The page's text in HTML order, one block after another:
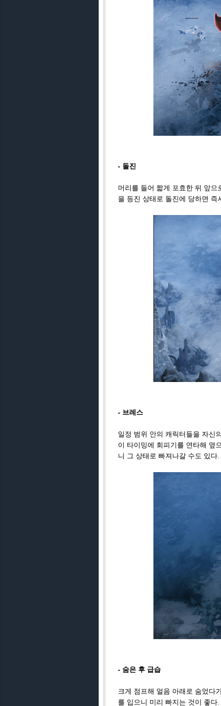
- 돌진
머리를 들어 짧게 포효한 뒤 앞
을 등진 상태로 돌진에 당하면
- 브레스
일정 범위 안의 캐릭터들을 자신
이 타이밍에 회피기를 연타해 옆
니 그 상태로 빠져나갈 수도 있다.
- 숨은 후 급습
크게 점프해 얼음 아래로 숨었다
를 입으니 미리 빠지는 것이 좋